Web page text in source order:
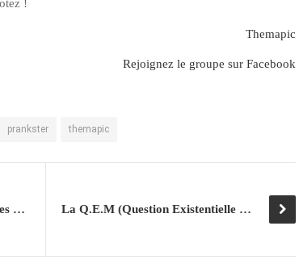
!
Themapic
Rejoignez le groupe sur Facebook
prankster themapic
L’arnacoeur et Alice au pays des merveilles La Q.E.M (Question Existentielle du Mercredi)